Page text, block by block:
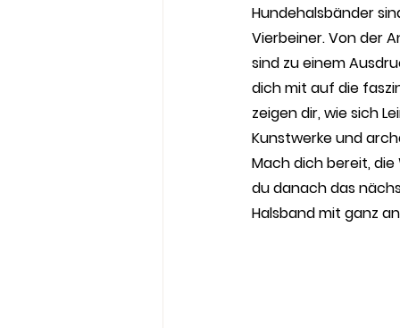
Hundehalsbänder
Vierbeiner. Von der
sind zu einem
dich mit auf die
zeigen dir, wie sich
Kunstwerke und
Mach dich bereit,
du danach das
Halsband mit ganz